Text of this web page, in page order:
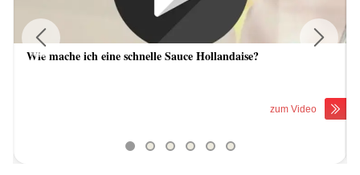
Wie mache ich eine schnelle Sauce Hollandaise?
zum Video
Previous